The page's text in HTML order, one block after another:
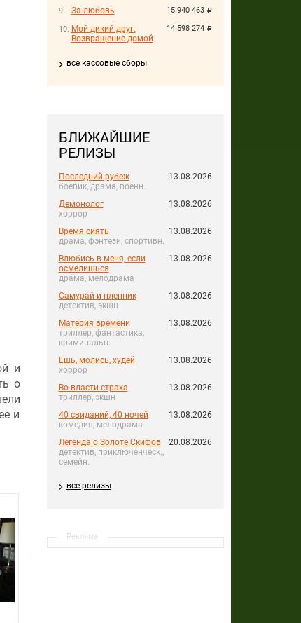
15 940 463 руб.
За любовь
14 598 274 руб.
Мой дикий друг.
Возвращение домой
все кассовые сборы
БЛИЖАЙШИЕ
РЕЛИЗЫ
Последний рубеж
боевик, драма, военн.
13.08.2026
Демонолог
хоррор
13.08.2026
Время сиять
драма, фэнтези, спортивн.
13.08.2026
Влюбись в меня, если
осмелишься
драма, мелодрама
13.08.2026
Самурай и пленник
детектив, экшн
13.08.2026
Материя времени
триллер, фантастика,
криминальн.
13.08.2026
Ешь, молись, худей
хоррор
13.08.2026
Во власти страха
триллер, экшн
13.08.2026
40 свиданий, 40 ночей
комедия, мелодрама
13.08.2026
Легенда о Золоте Скифов
детектив, приключенческ.,
семейн.
20.08.2026
все релизы
Реклама
и
о
и